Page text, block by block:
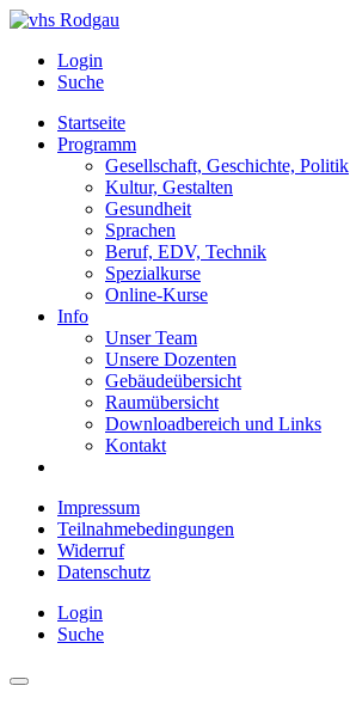
Login
Suche
Startseite
Programm
Gesellschaft, Geschichte, Politik
Kultur, Gestalten
Gesundheit
Sprachen
Beruf, EDV, Technik
Spezialkurse
Online-Kurse
Info
Unser Team
Unsere Dozenten
Gebäudeübersicht
Raumübersicht
Downloadbereich und Links
Kontakt
Impressum
Teilnahmebedingungen
Widerruf
Datenschutz
Login
Suche